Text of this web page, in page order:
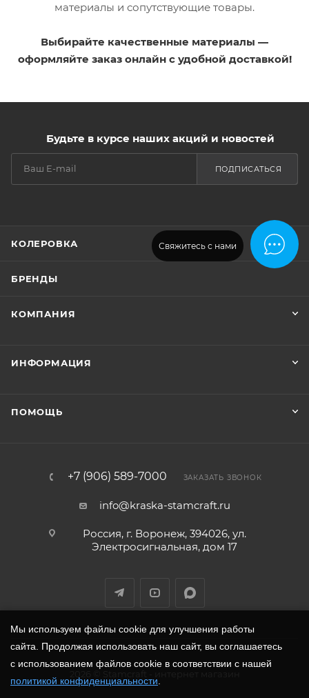
Свяжитесь с нами
материалы и сопутствующие товары.
Выбирайте качественные материалы —
оформляйте заказ онлайн с удобной доставкой!
Будьте в курсе наших акций и новостей
ПОДПИСАТЬСЯ
КОЛЕРОВКА
БРЕНДЫ
КОМПАНИЯ
ИНФОРМАЦИЯ
ПОМОЩЬ
+7 (906) 589-7000 ЗАКАЗАТЬ ЗВОНОК
info@kraska-stamcraft.ru
Россия, г. Воронеж, 394026, ул.
Электросигнальная, дом 17
Мы используем файлы cookie для улучшения работы
сайта. Продолжая использовать наш сайт, вы соглашаетесь
с использованием файлов cookie в соответствии с нашей
политикой конфиденциальности